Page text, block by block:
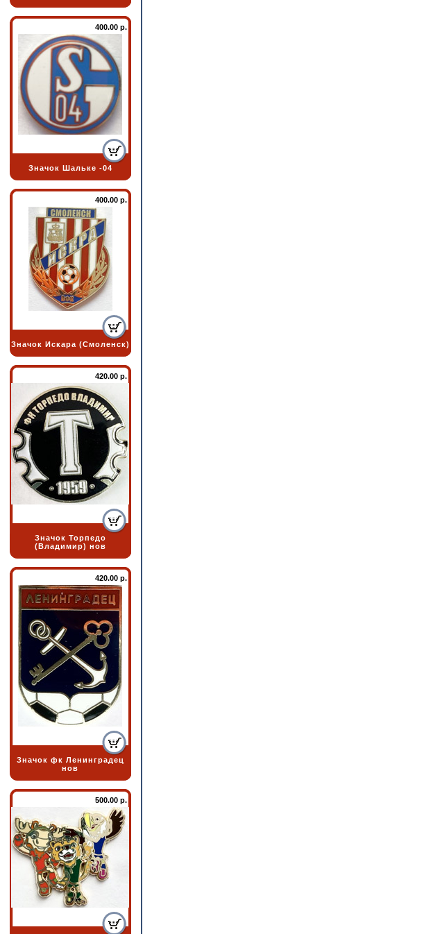
400.00 р.
Значок Шальке -04
400.00 р.
Значок Искара (Смоленск)
420.00 р.
Значок Торпедо
(Владимир) нов
420.00 р.
Значок фк Ленинградец
нов
500.00 р.